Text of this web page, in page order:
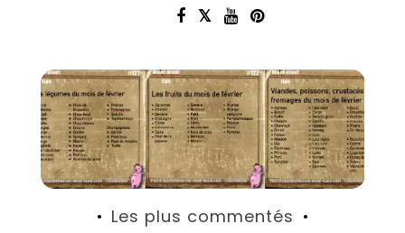
Les plus commentés